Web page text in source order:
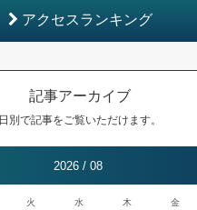
アクセスランキング
記事アーカイブ
日別で記事をご覧いただけます。
2026 / 08
火 水 木 金